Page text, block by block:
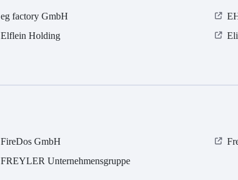
eg factory GmbH
Elflein Holding
FireDos GmbH
FREYLER Unternehmensgruppe